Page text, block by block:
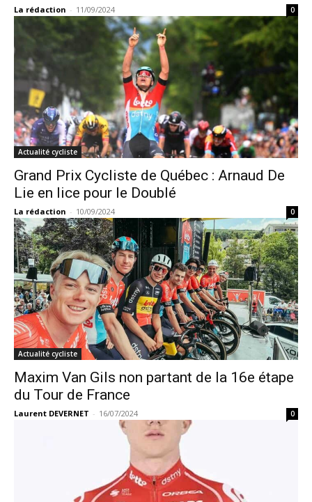
La rédaction - 11/09/2024 0
Actualité cycliste
Grand Prix Cycliste de Québec : Arnaud De
Lie en lice pour le Doublé
La rédaction - 10/09/2024 0
Actualité cycliste
Maxim Van Gils non partant de la 16e étape
du Tour de France
Laurent DEVERNET - 16/07/2024 0